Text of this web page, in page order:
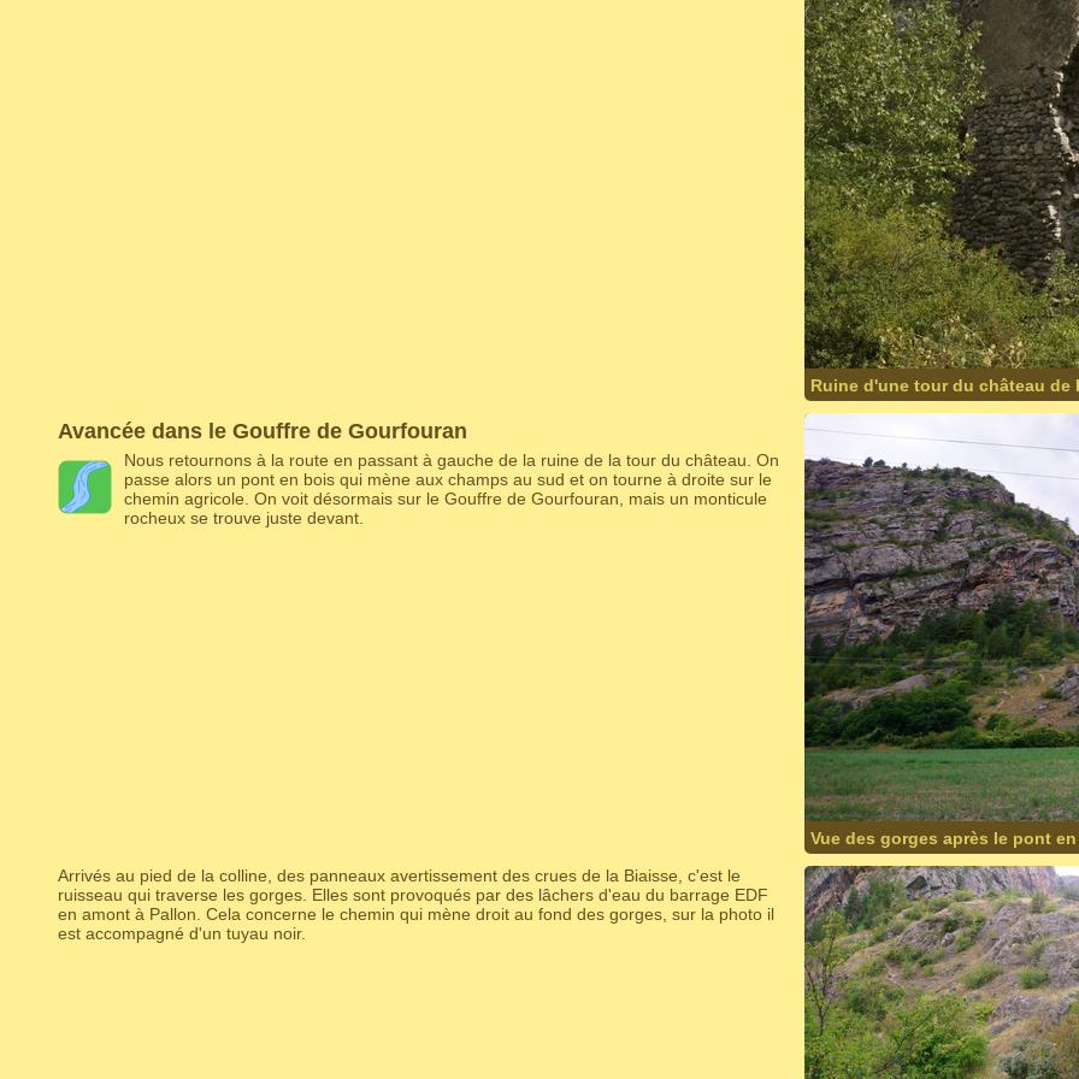
Ruine d'une tour du château de
Avancée dans le Gouffre de Gourfouran
Nous retournons à la route en passant à gauche de la ruine de la tour du château. On
passe alors un pont en bois qui mène aux champs au sud et on tourne à droite sur le
chemin agricole. On voit désormais sur le Gouffre de Gourfouran, mais un monticule
rocheux se trouve juste devant.
Vue des gorges après le pont
Arrivés au pied de la colline, des panneaux avertissement des crues de la Biaisse, c'est le
ruisseau qui traverse les gorges. Elles sont provoqués par des lâchers d'eau du barrage EDF
en amont à Pallon. Cela concerne le chemin qui mène droit au fond des gorges, sur la photo il
est accompagné d'un tuyau noir.